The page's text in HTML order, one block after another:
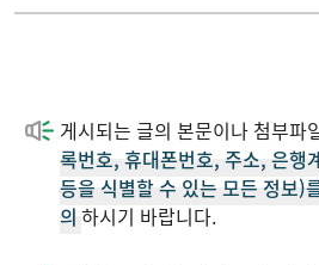
게시되는 글의 본문이나 첨부파
록번호, 휴대폰번호, 주소, 은행
등을 식별할 수 있는 모든 정보)
의 하시기 바랍니다.